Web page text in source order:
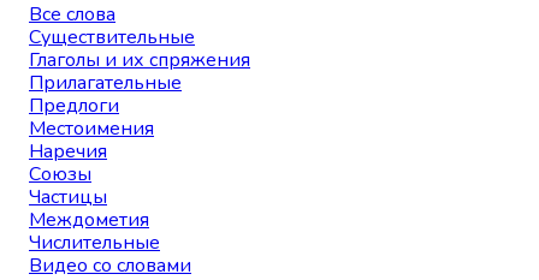
Все слова
Существительные
Глаголы и их спряжения
Прилагательные
Предлоги
Местоимения
Наречия
Союзы
Частицы
Междометия
Числительные
Видео со словами